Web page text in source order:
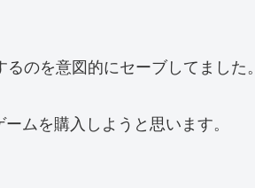
のを意図的にセーブしてました。
ムを購入しようと思います。